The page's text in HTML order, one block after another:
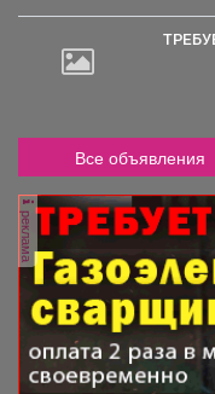
Все объявления
реклама